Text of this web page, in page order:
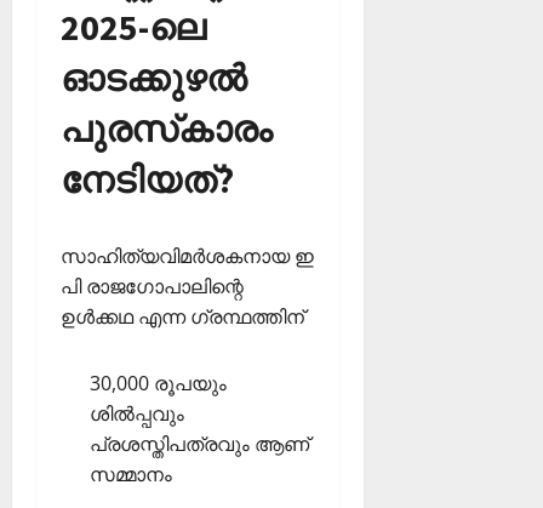
2025-ലെ
ഓടക്കുഴല്‍
പുരസ്‌കാരം
നേടിയത്?
സാഹിത്യവിമര്‍ശകനായ ഇ
പി രാജഗോപാലിന്റെ
ഉള്‍ക്കഥ എന്ന ഗ്രന്ഥത്തിന്
30,000 രൂപയും
ശില്‍പ്പവും
പ്രശസ്തിപത്രവും ആണ്
സമ്മാനം